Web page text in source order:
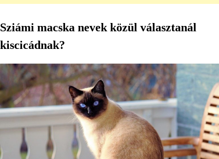
Sziámi macska nevek közül választanál
kiscicádnak?